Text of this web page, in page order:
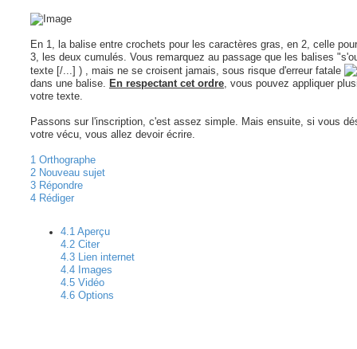
En 1, la balise entre crochets pour les caractères gras, en 2, celle
3, les deux cumulés. Vous remarquez au passage que les balises
texte [/...] ) , mais ne se croisent jamais, sous risque d'erreur fatale
dans une balise.
En respectant cet ordre , vous pouvez appliquer
votre texte.
Passons sur l'inscription, c'est assez simple. Mais ensuite, si vous
votre vécu, vous allez devoir écrire.
1 Orthographe
2 Nouveau sujet
3 Répondre
4 Rédiger
4.1 Aperçu
4.2 Citer
4.3 Lien internet
4.4 Images
4.5 Vidéo
4.6 Options